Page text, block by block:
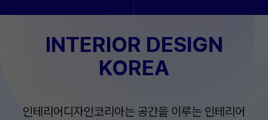
INTERIOR DESIGN
KOREA
인테리어디자인코리아는 공간을 이루는 인테리어